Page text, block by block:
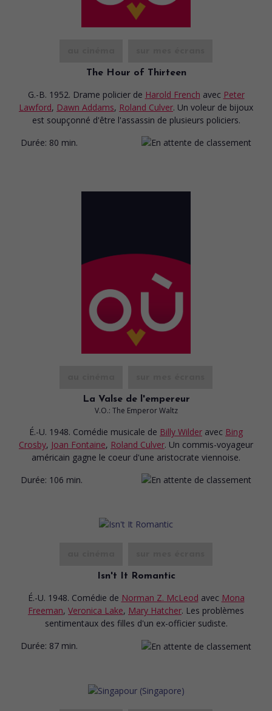
The Hour of Thirteen
G.-B. 1952. Drame policier de Harold French avec Peter
Lawford, Dawn Addams, Roland Culver. Un voleur de bijoux
est soupçonné d'être l'assassin de plusieurs policiers.
Durée: 80 min.
La Valse de l'empereur
V.O.: The Emperor Waltz
É.-U. 1948. Comédie musicale de Billy Wilder avec Bing
Crosby, Joan Fontaine, Roland Culver. Un commis-voyageur
américain gagne le coeur d'une aristocrate viennoise.
Durée: 106 min.
Isn't It Romantic
É.-U. 1948. Comédie de Norman Z. McLeod avec Mona
Freeman, Veronica Lake, Mary Hatcher. Les problèmes
sentimentaux des filles d'un ex-officier sudiste.
Durée: 87 min.